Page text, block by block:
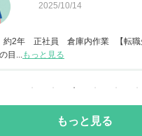
2025/10/14
約2年 正社員 倉庫内作業 【転職
目...もっと見る
もっと見る